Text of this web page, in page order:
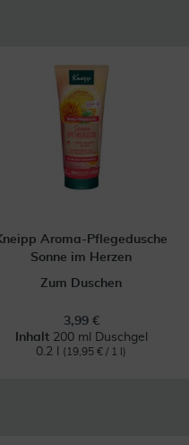
Aroma-Pflegedusche
Sonne im Herzen
Zum Duschen
3,99 €
Inhalt 200 ml Duschgel
0.2 l
(19,95 € / 1 l)